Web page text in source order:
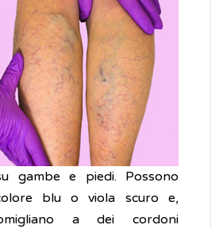
gambe e piedi. Possono
blu o viola scuro e,
a dei cordoni